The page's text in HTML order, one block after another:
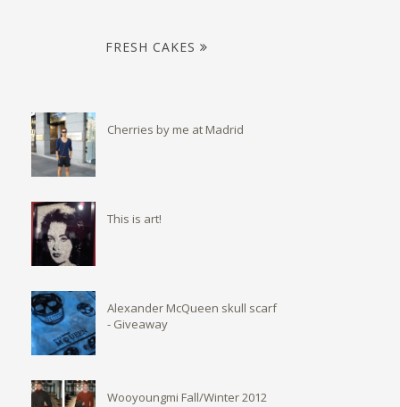
FRESH CAKES
Cherries by me at Madrid
This is art!
Alexander McQueen skull scarf
- Giveaway
Wooyoungmi Fall/Winter 2012